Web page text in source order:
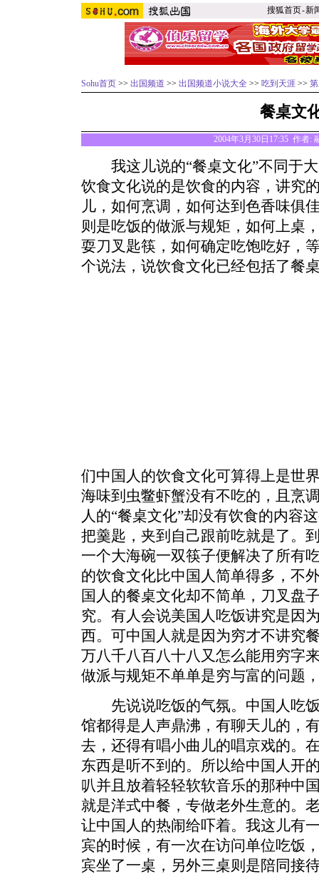
搜狐首页-新
Sohu首页 >> 出国频道 >> 出国频道小说大全 >> 吃到天涯 >>
餐桌文
2004年3月30日17:35 作者:
我这儿说的“餐桌文化”不同于大
饮食文化说的是饮食的内容，讲究
儿，如何烹调，如何达到色香味俱
则是吃饭的做派与规矩，如何上桌
耍刀叉匙筷，如何确定吃饱吃好，
个说法，说饮食文化已经包括了餐
们中国人的饮食文化可算得上是世
海味到虫鳖虾蟹没有不吃的，且烹
人的“餐桌文化”却没有饮食的内容
把羹匙，夹到自己跟前吃就是了。
一个大海碗一双筷子便解决了所有
的饮食文化比中国人简单得多，不
国人的餐桌文化却不简单，刀叉盘
究。有人会说美国人吃饭讲究是因
西。可中国人就是因为穷才不讲究
万八千八百八十八又怎么能用穷字
做派与规矩不单单是穷与富的问题
先说说吃饭的气氛。中国人吃饭
馆都得是人声鼎沸，有聊天儿的，
去，还得有唱小曲儿的唱京戏的。
东西是听不到的。所以给中国人开
叭并且放着轻轻软软音乐的那种中
就是洋式中餐，专做老外生意的。
让中国人的热闹给吓着。我这儿有
宾的时候，有一次在访问单位吃饭
宾坐了一桌，另外三桌则是陪同接